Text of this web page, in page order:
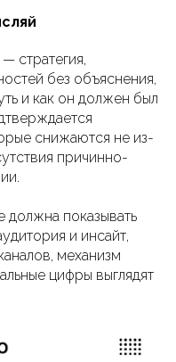
стратегия,
без объяснения,
и как он должен был
снижаются не из-
причинно-
должна показывать
и инсайт,
механизм
цифры выглядят